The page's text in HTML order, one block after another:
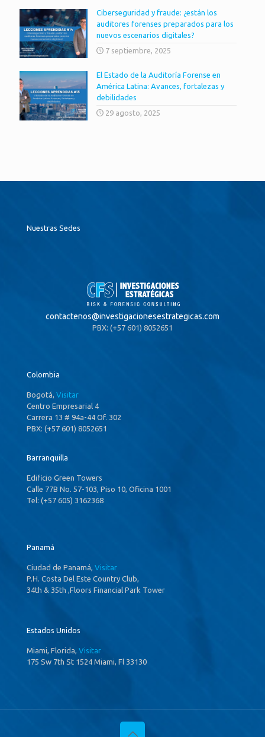
Ciberseguridad y fraude: ¿están los
auditores forenses preparados para los
nuevos escenarios digitales?
7 septiembre, 2025
El Estado de la Auditoría Forense en
América Latina: Avances, fortalezas y
debilidades
29 agosto, 2025
Nuestras Sedes
contactenos@investigacionesestrategicas.com
PBX: (+57 601) 8052651
Colombia
Bogotá, Visitar
Centro Empresarial 4
Carrera 13 # 94a-44 Of. 302
PBX: (+57 601) 8052651
Barranquilla
Edificio Green Towers
Calle 77B No. 57-103, Piso 10, Oficina 1001
Tel: (+57 605) 3162368
Panamá
Ciudad de Panamá, Visitar
P.H. Costa Del Este Country Club,
34th & 35th ,Floors Financial Park Tower
Estados Unidos
Miami, Florida, Visitar
175 Sw 7th St 1524 Miami, Fl 33130